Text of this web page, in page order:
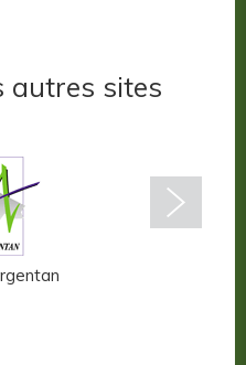
autres sites